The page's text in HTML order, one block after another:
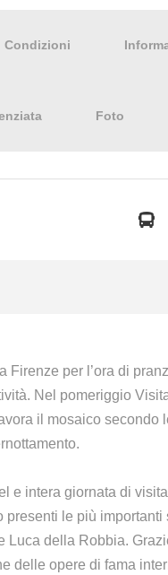
Condizioni
Foto
Firenze per l’ora di
Nel pomeriggio
il mosaico secondo
e intera giornata di
presenti le più
Luca della Robbia.
delle opere di fama